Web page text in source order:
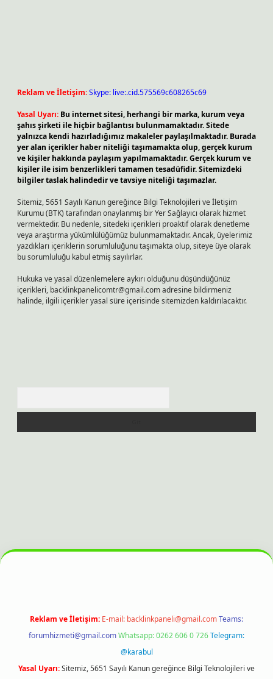
Reklam ve İletişim:Skype: live:.cid.575569c608265c69
Yasal Uyarı: Bu internet sitesi, herhangi bir marka, kurum veya
şahıs şirketi ile hiçbir bağlantısı bulunmamaktadır. Sitede
yalnızca kendi hazırladığımız makaleler paylaşılmaktadır. Burada
yer alan içerikler haber niteliği taşımamakta olup, gerçek kurum
ve kişiler hakkında paylaşım yapılmamaktadır. Gerçek kurum ve
kişiler ile isim benzerlikleri tamamen tesadüfidir. Sitemizdeki
bilgiler taslak halindedir ve tavsiye niteliği taşımazlar.
Sitemiz, 5651 Sayılı Kanun gereğince Bilgi Teknolojileri ve İletişim
Kurumu (BTK) tarafından onaylanmış bir Yer Sağlayıcı olarak hizmet
vermektedir. Bu nedenle, sitedeki içerikleri proaktif olarak denetleme
veya araştırma yükümlülüğümüz bulunmamaktadır. Ancak, üyelerimiz
yazdıkları içeriklerin sorumluluğunu taşımakta olup, siteye üye olarak
bu sorumluluğu kabul etmiş sayılırlar.
Hukuka ve yasal düzenlemelere aykırı olduğunu düşündüğünüz
içerikleri, backlinkpanelicomtr@gmail.comadresine bildirmeniz
halinde, ilgili içerikler yasal süre içerisinde sitemizden kaldırılacaktır.
sitesi
Reklam ve İletişim: E-mail: backlinkpaneli@gmail.comTeams:
forumhizmeti@gmail.comWhatsapp: 0262 606 0 726Telegram:
@karabul
Yasal Uyarı:Sitemiz, 5651 Sayılı Kanun gereğince Bilgi Teknolojileri ve